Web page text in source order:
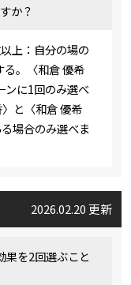
か？
上：自分の場の
る。〈和倉 優希
ンに1回のみ選べ
と〈和倉 優希
場合のみ選べま
2026.02.20 更新
果を2回選ぶこと